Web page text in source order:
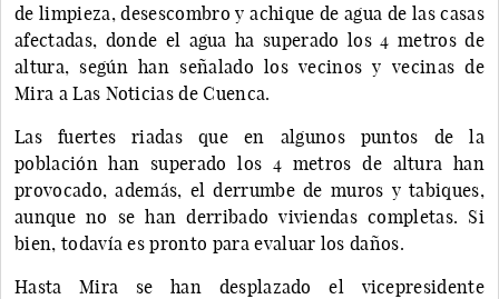
de limpieza, desescombro y achique de agua de las casas
afectadas, donde el agua ha superado los 4 metros de
altura, según han señalado los vecinos y vecinas de
Mira a Las Noticias de Cuenca.
Las fuertes riadas que en algunos puntos de la
población han superado los 4 metros de altura han
provocado, además, el derrumbe de muros y tabiques,
aunque no se han derribado viviendas completas. Si
bien, todavía es pronto para evaluar los daños.
Hasta Mira se han desplazado el vicepresidente